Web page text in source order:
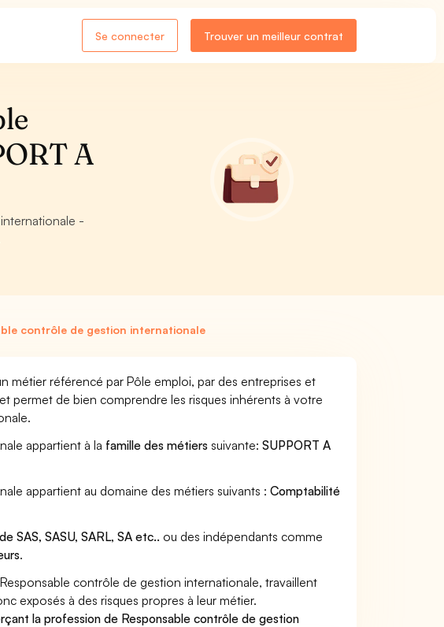
Se connecter Trouver un meilleur contrat
A
-
contrôle de gestion internationale
métier référencé par Pôle emploi, par des entreprises et
permet de bien comprendre les risques inhérents à votre
appartient à la famille des métiers suivante:SUPPORT A
appartient au domaine des métiers suivants :Comptabilité
SAS, SASU, SARL, SA etc.. ou des indépendants comme
.
contrôle de gestion internationale, travaillent
exposés à des risques propres à leur métier.
la profession de Responsable contrôle de gestion